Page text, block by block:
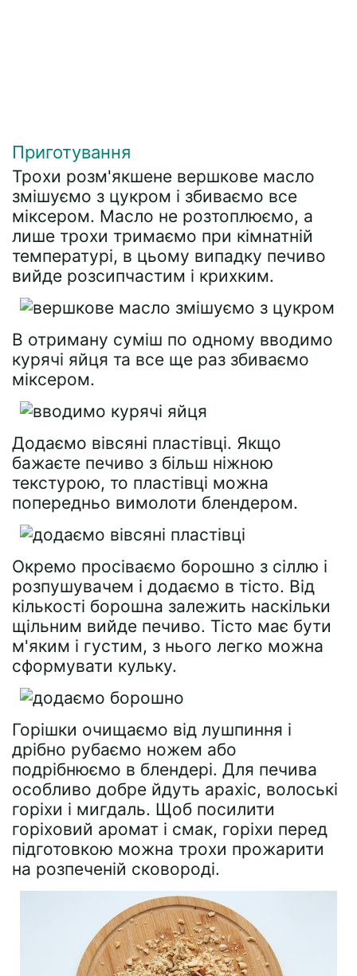
Приготування
Трохи розм'якшене вершкове масло
змішуємо з цукром і збиваємо все
міксером. Масло не розтоплюємо, а
лише трохи тримаємо при кімнатній
температурі, в цьому випадку печиво
вийде розсипчастим і крихким.
В отриману суміш по одному вводимо
курячі яйця та все ще раз збиваємо
міксером.
Додаємо вівсяні пластівці. Якщо
бажаєте печиво з більш ніжною
текстурою, то пластівці можна
попередньо вимолоти блендером.
Окремо просіваємо борошно з сіллю і
розпушувачем і додаємо в тісто. Від
кількості борошна залежить наскільки
щільним вийде печиво. Тісто має бути
м'яким і густим, з нього легко можна
сформувати кульку.
Горішки очищаємо від лушпиння і
дрібно рубаємо ножем або
подрібнюємо в блендері. Для печива
особливо добре йдуть арахіс, волоські
горіхи і мигдаль. Щоб посилити
горіховий аромат і смак, горіхи перед
підготовкою можна трохи прожарити
на розпеченій сковороді.